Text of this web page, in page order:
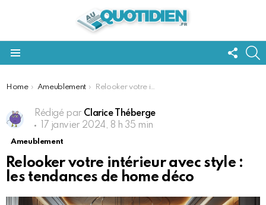
US
You are here:
Home Ameublement Relooker votre intérieur avec style : les tendances de home déco
Rédigé par Clarice Théberge
17 janvier 2024, 8 h 35 min
Ameublement
Relooker votre intérieur avec style :
les tendances de home déco